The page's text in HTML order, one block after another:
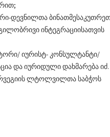
დევნილთა
ინტეგრაციისათვის
იურისტ- კონსულტანტი/
და იურიდული დახმარება იძ.
ლტოლვილთა საბჭოს